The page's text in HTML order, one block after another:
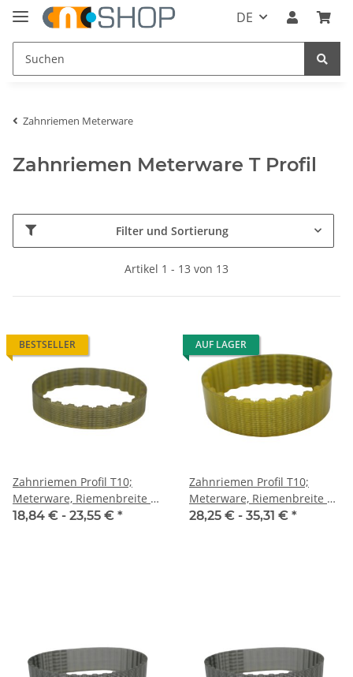
DE
Zahnriemen Meterware
Zahnriemen Meterware T Profil
Filter und Sortierung
Artikel 1 - 13 von 13
BESTSELLER
Zahnriemen Profil T10;
Meterware, Riemenbreite 16
mm
18,84 € - 23,55 € *
AUF LAGER
Zahnriemen Profil T10;
Meterware, Riemenbreite 25
mm
28,25 € - 35,31 € *